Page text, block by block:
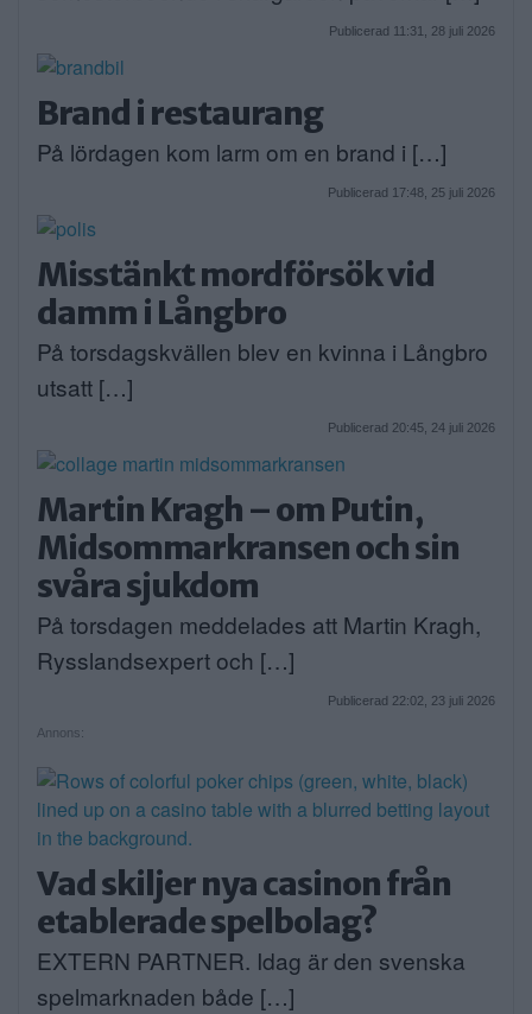
Publicerad 11:31, 28 juli 2026
Brand i restaurang
På lördagen kom larm om en brand i […]
Publicerad 17:48, 25 juli 2026
Misstänkt mordförsök vid
damm i Långbro
På torsdagskvällen blev en kvinna i Långbro
utsatt […]
Publicerad 20:45, 24 juli 2026
Martin Kragh – om Putin,
Midsommarkransen och sin
svåra sjukdom
På torsdagen meddelades att Martin Kragh,
Rysslandsexpert och […]
Publicerad 22:02, 23 juli 2026
Annons:
Vad skiljer nya casinon från
etablerade spelbolag?
EXTERN PARTNER. Idag är den svenska
spelmarknaden både […]